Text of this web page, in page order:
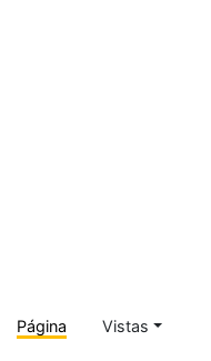
Página Vistas